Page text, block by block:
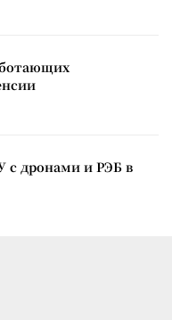
с дронами и РЭБ в